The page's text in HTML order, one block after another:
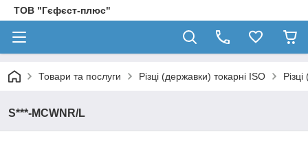
ТОВ "Гєфєст-плюс"
Товари та послуги Різці (державки) токарні ISO
S***-MCWNR/L